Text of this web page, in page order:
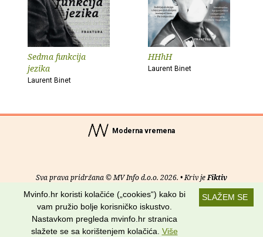
Sedma funkcija
jezika
Laurent Binet
HHhH
Laurent Binet
Moderna vremena
Sva prava pridržana © MV Info d.o.o. 2026. • Kriv jeFiktiv
Uvjeti korištenja RSS kanali
Potraži nas na:
SLAŽEM SE
Mvinfo.hr koristi kolačiće („cookies“) kako bi
vam pružio bolje korisničko iskustvo.
Nastavkom pregleda mvinfo.hr stranica
slažete se sa korištenjem kolačića. Više